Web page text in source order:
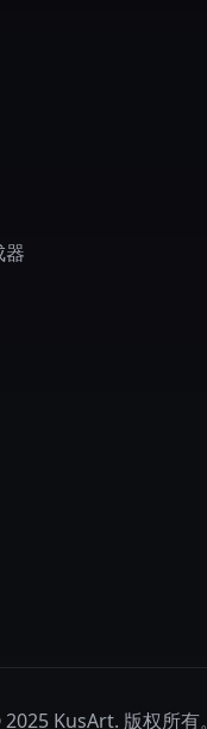
器
KusArt. 版权所有。